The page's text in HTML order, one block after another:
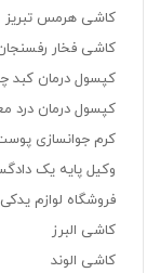
کاشی هرمس تبریز
کاشی فخار
کپسول درمان کبد
کپسول درمان درد
کرم جوانسازی
وکیل پایه یک
فروشگاه لوازم
کاشی البرز
کاشی الوند